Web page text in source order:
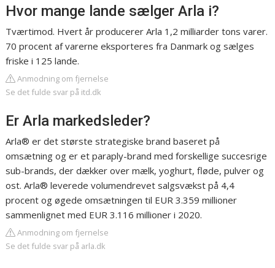
Hvor mange lande sælger Arla i?
Tværtimod. Hvert år producerer Arla 1,2 milliarder tons varer.
70 procent af varerne eksporteres fra Danmark og sælges
friske i 125 lande.
Anmodning om fjernelse
Se det fulde svar på itd.dk
Er Arla markedsleder?
Arla® er det største strategiske brand baseret på
omsætning og er et paraply-brand med forskellige succesrige
sub-brands, der dækker over mælk, yoghurt, fløde, pulver og
ost. Arla® leverede volumendrevet salgsvækst på 4,4
procent og øgede omsætningen til EUR 3.359 millioner
sammenlignet med EUR 3.116 millioner i 2020.
Anmodning om fjernelse
Se det fulde svar på arla.dk